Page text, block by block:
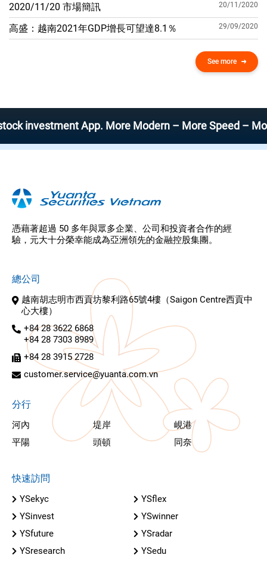
2020/11/20 市場簡訊 20/11/2020
高盛：越南2021年GDP增​​長可望達8.1％ 29/09/2020
See more
App. More Modern – More Speed – More
憑藉著超過 50 多年與眾多企業、公司和投資者合作的經
驗，元大十分榮幸能成為亞洲領先的金融控股集團。
總公司
越南胡志明市西貢坊黎利路65號4樓（Saigon Centre西貢中
心大樓）
+84 28 3622 6868
+84 28 7303 8989
+84 28 3915 2728
customer.service@yuanta.com.vn
分行
河內 堤岸
峴港
平陽
頭頓 同奈
快速訪問
YSekyc
YSflex
YSinvest
YSwinner
YSfuture
YSradar
YSresearch
YSedu